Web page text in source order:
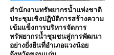
สำนักงานทรัพยากรน้ำแห่งชาติ
ประชุมเชิงปฏิบัติการสร้างความ
เข้มแข็งการบริหารจัดการ
ทรัพยากรน้ำชุมชนสู่การพัฒนา
อย่างยั่งยืนที่อำเภอแวงน้อย